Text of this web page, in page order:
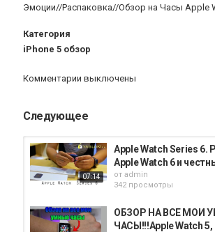
Эмоции//Распаковка//Обзор на Часы Apple
Категория
iPhone 5 обзор
Комментарии выключены
Следующее
07:14
Apple Watch Series 6.
Apple Watch 6 и
от admin
342 просмотры
ОБЗОР НА ВСЕ МОИ
ЧАСЫ!!!Apple Watch 5,